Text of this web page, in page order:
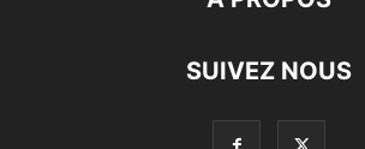
SUIVEZ NOUS